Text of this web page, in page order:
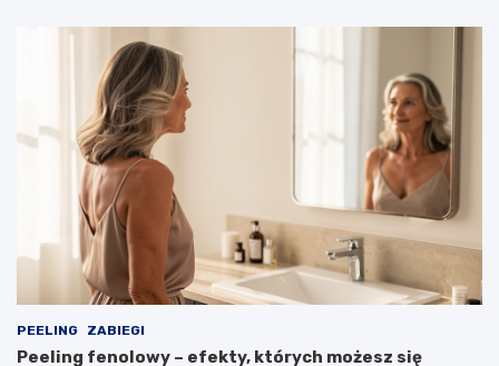
PEELING ZABIEGI
Peeling fenolowy – efekty, których możesz się